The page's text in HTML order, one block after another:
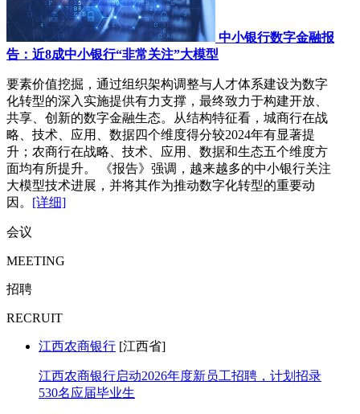
中小银行数字金融报
告：近8成中小银行“非常关注”大模型
要素价值挖掘，通过组织架构调整与人才体系建设为数字
化转型的深入实施提供有力支撑，最终致力于构建开放、
共享、创新的数字金融生态。从结构特征看，城商行在战
略、技术、应用、数据四个维度得分较2024年有显著提
升；农商行在战略、技术、应用、数据和生态五个维度方
面均有所提升。 《报告》强调，越来越多的中小银行关注
大模型技术进展，并将其作为推动数字化转型的重要动
因。 [详细]
会议
MEETING
招聘
RECRUIT
江西农商银行 [江西省]
江西农商银行启动2026年度新员工招聘，计划招录
530名应届毕业生